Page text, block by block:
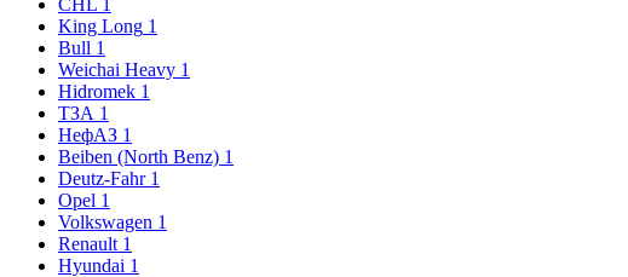
CHL 1
King Long 1
Bull 1
Weichai Heavy 1
Hidromek 1
ТЗА 1
НефАЗ 1
Beiben (North Benz) 1
Deutz-Fahr 1
Opel 1
Volkswagen 1
Renault 1
Hyundai 1